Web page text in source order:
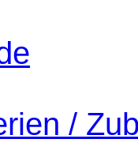
/